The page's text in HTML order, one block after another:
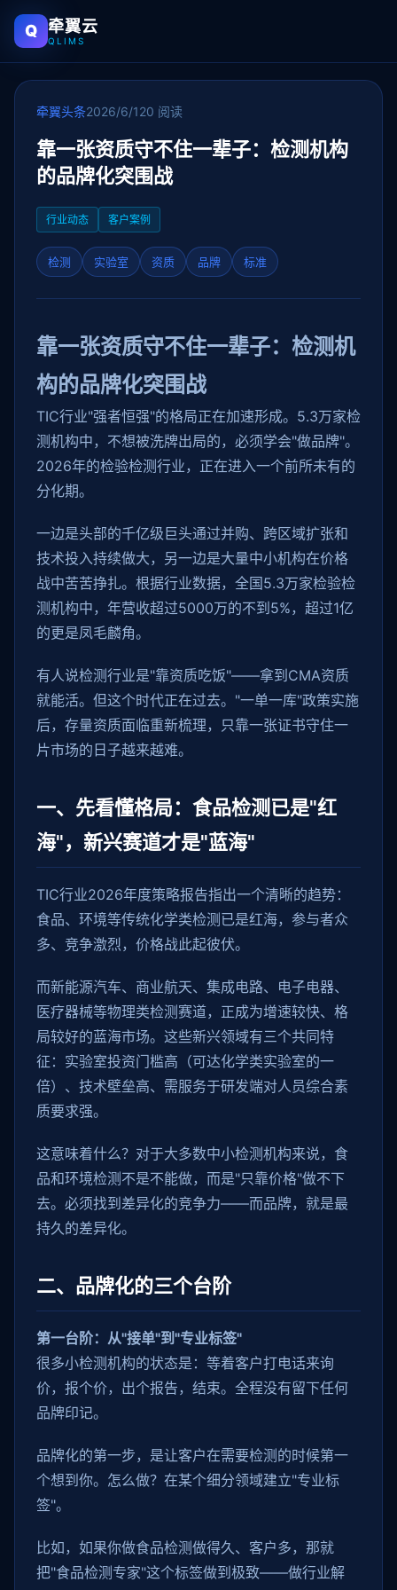
Q 牵翼云
QLIMS
牵翼头条2026/6/120 阅读
靠一张资质守不住一辈子：检测机构
的品牌化突围战
行业动态 客户案例
检测 实验室 资质 品牌 标准
靠一张资质守不住一辈子：检测机
构的品牌化突围战
TIC行业"强者恒强"的格局正在加速形成。5.3万家检
测机构中，不想被洗牌出局的，必须学会"做品牌"。
2026年的检验检测行业，正在进入一个前所未有的
分化期。
一边是头部的千亿级巨头通过并购、跨区域扩张和
技术投入持续做大，另一边是大量中小机构在价格
战中苦苦挣扎。根据行业数据，全国5.3万家检验检
测机构中，年营收超过5000万的不到5%，超过1亿
的更是凤毛麟角。
有人说检测行业是"靠资质吃饭"——拿到CMA资质
就能活。但这个时代正在过去。"一单一库"政策实施
后，存量资质面临重新梳理，只靠一张证书守住一
片市场的日子越来越难。
一、先看懂格局：食品检测已是"红
海"，新兴赛道才是"蓝海"
TIC行业2026年度策略报告指出一个清晰的趋势：
食品、环境等传统化学类检测已是红海，参与者众
多、竞争激烈，价格战此起彼伏。
而新能源汽车、商业航天、集成电路、电子电器、
医疗器械等物理类检测赛道，正成为增速较快、格
局较好的蓝海市场。这些新兴领域有三个共同特
征：实验室投资门槛高（可达化学类实验室的一
倍）、技术壁垒高、需服务于研发端对人员综合素
质要求强。
这意味着什么？对于大多数中小检测机构来说，食
品和环境检测不是不能做，而是"只靠价格"做不下
去。必须找到差异化的竞争力——而品牌，就是最
持久的差异化。
二、品牌化的三个台阶
第一台阶：从"接单"到"专业标签"
很多小检测机构的状态是：等着客户打电话来询
价，报个价，出个报告，结束。全程没有留下任何
品牌印记。
品牌化的第一步，是让客户在需要检测的时候第一
个想到你。怎么做？在某个细分领域建立"专业标
签"。
比如，如果你做食品检测做得久、客户多，那就
把"食品检测专家"这个标签做到极致——做行业解